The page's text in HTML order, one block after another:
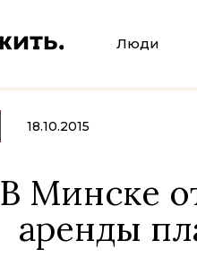
Люди
18.10.2015
В Минске
аренды